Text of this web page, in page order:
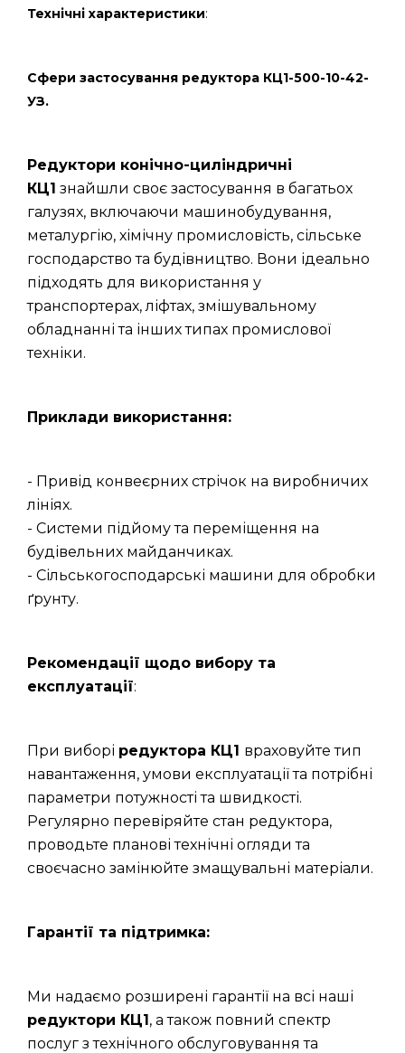
Технічні характеристики:
Сфери застосування редуктора КЦ1-500-10-42-
УЗ.
Редуктори конічно-циліндричні
КЦ1 знайшли своє застосування в багатьох
галузях, включаючи машинобудування,
металургію, хімічну промисловість, сільське
господарство та будівництво. Вони ідеально
підходять для використання у
транспортерах, ліфтах, змішувальному
обладнанні та інших типах промислової
техніки.
Приклади використання:
- Привід конвеєрних стрічок на виробничих
лініях.
- Системи підйому та переміщення на
будівельних майданчиках.
- Сільськогосподарські машини для обробки
ґрунту.
Рекомендації щодо вибору та
експлуатації:
При виборі редуктора КЦ1 враховуйте тип
навантаження, умови експлуатації та потрібні
параметри потужності та швидкості.
Регулярно перевіряйте стан редуктора,
проводьте планові технічні огляди та
своєчасно замінюйте змащувальні матеріали.
Гарантії та підтримка:
Ми надаємо розширені гарантії на всі наші
редуктори КЦ1, а також повний спектр
послуг з технічного обслуговування та